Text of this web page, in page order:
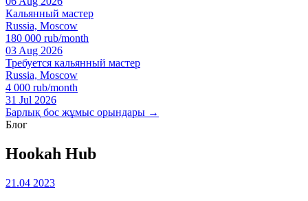
Кальянный мастер
Russia, Moscow
180 000 rub/month
03 Aug 2026
Требуется кальянный мастер
Russia, Moscow
4 000 rub/month
31 Jul 2026
Барлық бос жұмыс орындары →
Блог
Hookah Hub
21.04 2023